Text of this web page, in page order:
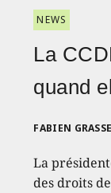
NEWS
La
quand
FABIEN
La
des droits